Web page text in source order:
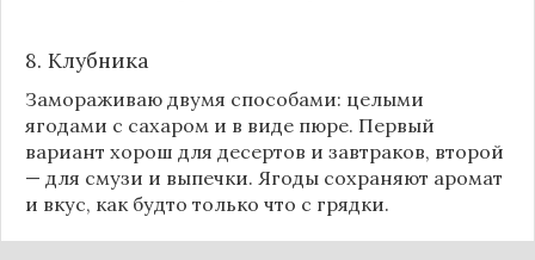
8. Клубника
Замораживаю двумя способами: целыми
ягодами с сахаром и в виде пюре. Первый
вариант хорош для десертов и завтраков, второй
— для смузи и выпечки. Ягоды сохраняют аромат
и вкус, как будто только что с грядки.